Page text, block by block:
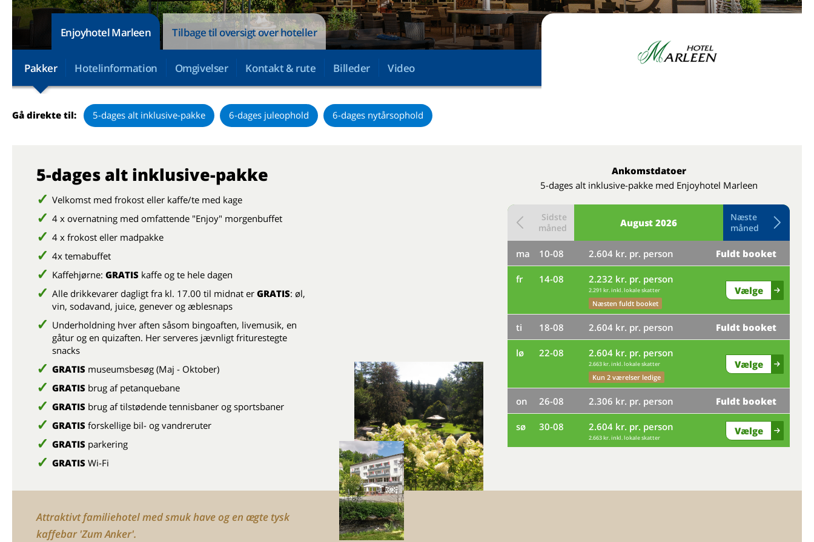
Enjoyhotel Marleen Tilbage til oversigt over hoteller
Pakker Hotelinformation Omgivelser Kontakt & rute Billeder Video
Gå direkte til: 5-dages alt inklusive-pakke 6-dages juleophold 6-dages nytårsophold
5-dages alt inklusive-pakke
Velkomst med frokost eller kaffe/te med kage
4 x overnatning med omfattende "Enjoy" morgenbuffet
4 x frokost eller madpakke
4x temabuffet
Kaffehjørne: GRATIS kaffe og te hele dagen
Alle drikkevarer dagligt fra kl. 17.00 til midnat er GRATIS: øl,
vin, sodavand, juice, genever og æblesnaps
Underholdning hver aften såsom bingoaften, livemusik, en
gåtur og en quizaften. Her serveres jævnligt friturestegte
snacks
GRATIS museumsbesøg (Maj - Oktober)
GRATIS brug af petanquebane
GRATIS brug af tilstødende tennisbaner og sportsbaner
GRATIS forskellige bil- og vandreruter
GRATIS parkering
GRATIS Wi-Fi
Ankomstdatoer
5-dages alt inklusive-pakke med Enjoyhotel Marleen
August 2026
Sidste
måned
Næste
måned
ma 10-08 2.604 kr. pr. person Fuldt booket
fr 14-08 2.232 kr. pr. person
2.291 kr. inkl. lokale skatter
Næsten fuldt booket
Vælge
ti 18-08 2.604 kr. pr. person Fuldt booket
lø 22-08 2.604 kr. pr. person
2.663 kr. inkl. lokale skatter
Kun 2 værelser ledige
Vælge
on 26-08 2.306 kr. pr. person Fuldt booket
sø 30-08 2.604 kr. pr. person
2.663 kr. inkl. lokale skatter
Vælge
Attraktivt familiehotel med smuk have og en ægte tysk
kaffebar 'Zum Anker'.